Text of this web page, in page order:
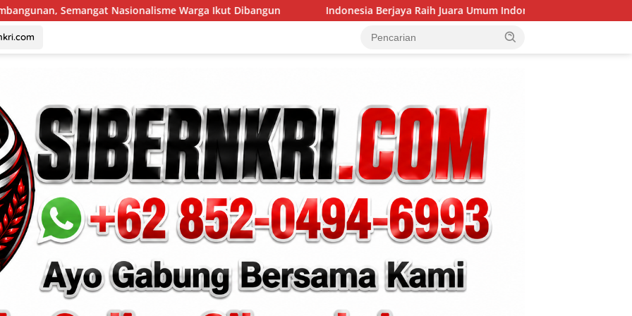
Warga Ikut Dibangun Indonesia Berjaya Raih Juara Umum Indonesia Open 8th Asian Taekwondo Indonesia Open